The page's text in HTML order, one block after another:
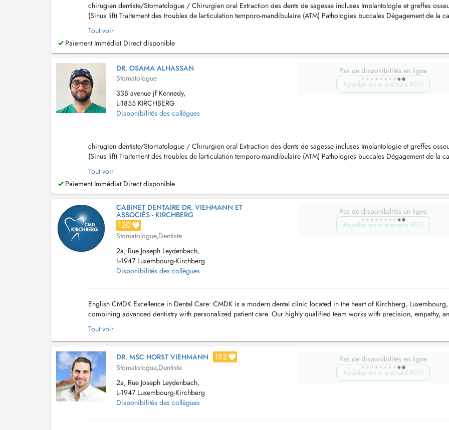
chirugien dentiste/Stomatologue / Chirurgien oral Extraction des dents de sagesse incluses Implantologie et greffes
(Sinus lift) Traitement des troubles de larticulation temporo-mandibulaire (ATM) Pathologies buccales Dégagement de la
incluse Prise en charge d...
Tout voir
Paiement Immédiat Direct disponible
DR. OSAMA ALHASSAN
Stomatologue
33B avenue jf Kennedy,
L-1855 KIRCHBERG
Disponibilités des collègues
Pas de disponibilités en ligne
Appeler pour prendre RDV
chirugien dentiste/Stomatologue / Chirurgien oral Extraction des dents de sagesse incluses Implantologie et greffes
(Sinus lift) Traitement des troubles de larticulation temporo-mandibulaire (ATM) Pathologies buccales Dégagement de la
incluse Prise en charge d...
Tout voir
Paiement Immédiat Direct disponible
CABINET DENTAIRE DR. VIEHMANN ET
ASSOCIÉS - KIRCHBERG
120
Stomatologue,Dentiste
2a, Rue Joseph Leydenbach,
L-1947 Luxembourg-Kirchberg
Disponibilités des collègues
Pas de disponibilités en ligne
Appeler pour prendre RDV
English CMDK Excellence in Dental Care: CMDK is a modern dental clinic located in the heart of Kirchberg, Luxembourg,
combining advanced dentistry with personalized patient care. Our highly qualified team works with precision, empathy,
of-the-art technology. We provide a full ra...
Tout voir
DR. MSC HORST VIEHMANN 183
Stomatologue,Dentiste
2a, Rue Joseph Leydenbach,
L-1947 Luxembourg-Kirchberg
Disponibilités des collègues
Pas de disponibilités en ligne
Appeler pour prendre RDV